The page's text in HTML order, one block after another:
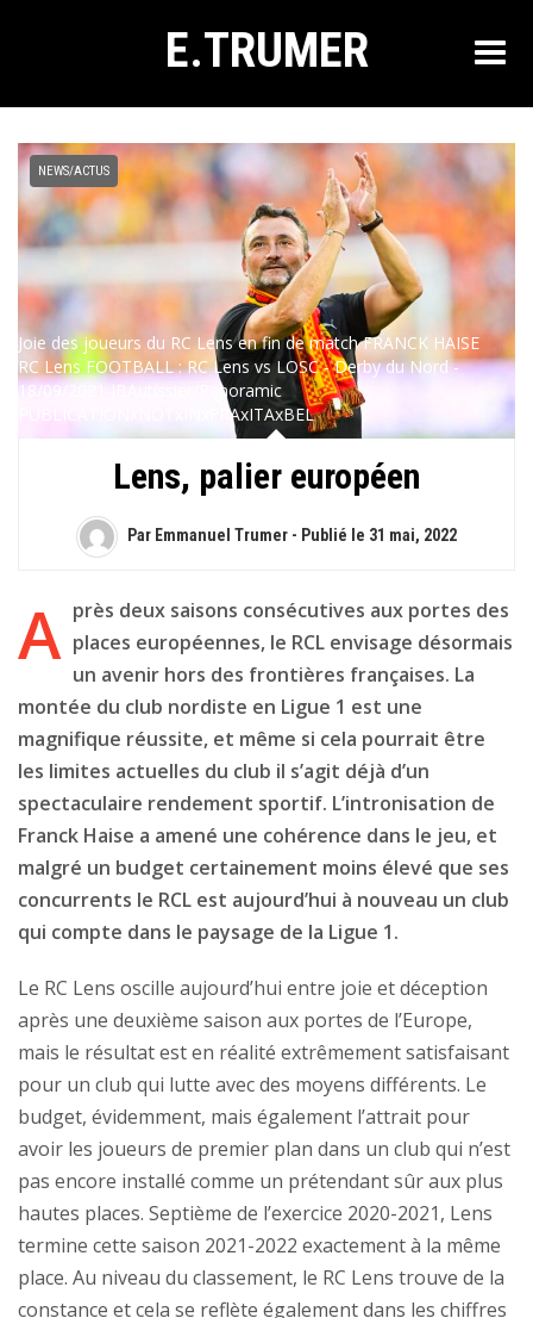
E.TRUMER
NEWS/ACTUS
Joie des joueurs du RC Lens en fin de match FRANCK HAISE
RC Lens FOOTBALL : RC Lens vs LOSC - Derby du Nord -
18/09/2021 JBAutissier/Panoramic
PUBLICATIONxNOTxINxFRAxITAxBEL
Lens, palier européen
Par Emmanuel Trumer - Publié le 31 mai, 2022
A près deux saisons consécutives aux portes des
places européennes, le RCL envisage désormais
un avenir hors des frontières françaises. La
montée du club nordiste en Ligue 1 est une
magnifique réussite, et même si cela pourrait être
les limites actuelles du club il s’agit déjà d’un
spectaculaire rendement sportif. L’intronisation de
Franck Haise a amené une cohérence dans le jeu, et
malgré un budget certainement moins élevé que ses
concurrents le RCL est aujourd’hui à nouveau un club
qui compte dans le paysage de la Ligue 1.
Le RC Lens oscille aujourd’hui entre joie et déception
après une deuxième saison aux portes de l’Europe,
mais le résultat est en réalité extrêmement satisfaisant
pour un club qui lutte avec des moyens différents. Le
budget, évidemment, mais également l’attrait pour
avoir les joueurs de premier plan dans un club qui n’est
pas encore installé comme un prétendant sûr aux plus
hautes places. Septième de l’exercice 2020-2021, Lens
termine cette saison 2021-2022 exactement à la même
place. Au niveau du classement, le RC Lens trouve de la
constance et cela se reflète également dans les chiffres